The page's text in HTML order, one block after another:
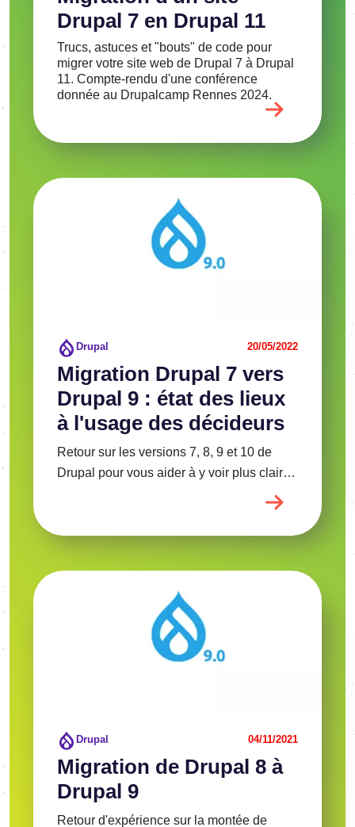
Drupal 7 en Drupal 11
Trucs, astuces et "bouts" de code pour
migrer votre site web de Drupal 7 à Drupal
11. Compte-rendu d'une conférence
donnée au Drupalcamp Rennes 2024.
Migration Drupal 7 vers
Drupal 9 : état des lieux
à l'usage des décideurs
Drupal 20/05/2022
Retour sur les versions 7, 8, 9 et 10 de
Drupal pour vous aider à y voir plus clair…
Voir l'article
Image
Migration de Drupal 8 à
Drupal 9
Drupal 04/11/2021
Retour d'expérience sur la montée de
Voir l'article
Image